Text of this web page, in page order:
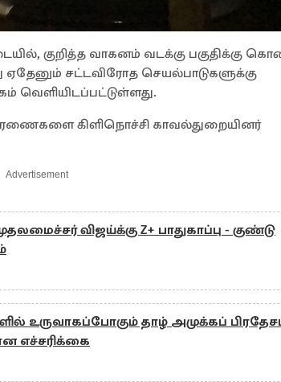
குறித்த வாகனம் வடக்கு பகுதிக்கு
சட்டவிரோத செயல்பாடுகளுக்கு
வெளியிடப்பட்டுள்ளது.
கிளிநொச்சி காவல்துறையினர்
Advertisement
விஜய்க்கு Z+ பாதுகாப்பு - குண்டு
உருவாகப்போகும் தாழ் அமுக்கப்
எச்சரிக்கை